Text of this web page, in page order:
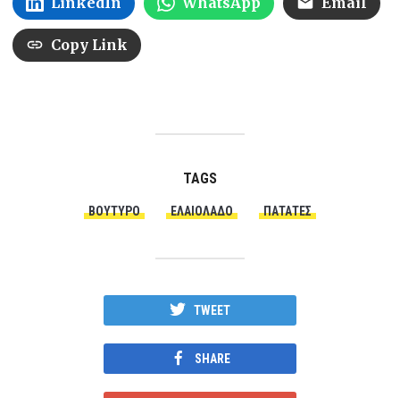
Copy Link
TAGS
ΒΟΎΤΥΡΟ ΕΛΑΙΌΛΑΔΟ ΠΑΤΆΤΕΣ
TWEET
SHARE